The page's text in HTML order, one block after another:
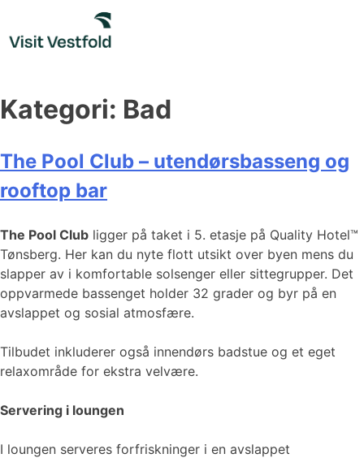
content
Kategori: Bad
The Pool Club – utendørsbasseng og
rooftop bar
The Pool Club ligger på taket i 5. etasje på Quality Hotel™
Tønsberg. Her kan du nyte flott utsikt over byen mens du
slapper av i komfortable solsenger eller sittegrupper. Det
oppvarmede bassenget holder 32 grader og byr på en
avslappet og sosial atmosfære.
Tilbudet inkluderer også innendørs badstue og et eget
relaxområde for ekstra velvære.
Servering i loungen
I loungen serveres forfriskninger i en avslappet